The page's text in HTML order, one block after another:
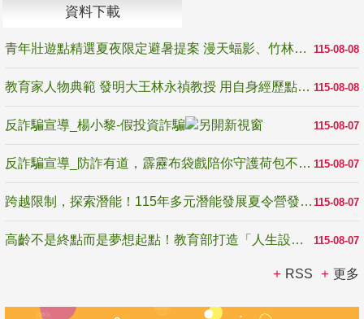
資料下載
115-08-08
青年壯遊點精選夏夜限定避暑提案 漫天蝠影、竹林尋蛙、茶香夜觀 邀青年暮色出發
115-08-08
教育家人物典範 發明大王林永禎教授 用自身經歷點亮學生的路
115-08-07
反詐騙宣導_楊小黎-假投資詐騙
115-08-07
反詐騙宣導_防詐有道，霹靂布袋戲陪你守護荷包不受騙
115-08-07
跨越限制，探索潛能！115年多元潛能發展夏令營發掘生命無限可能
115-08-07
高齡不是終點而是夢想起點！教育部打造「人生設計夢工場」 參展第3屆高齡健康產業博覽會
RSS 更多